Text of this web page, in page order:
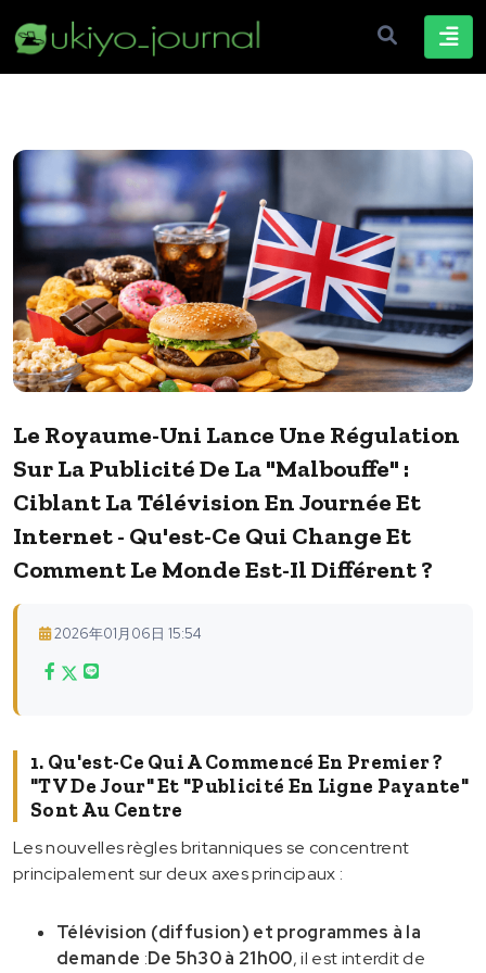
Le Royaume-Uni Lance Une Régulation
Sur La Publicité De La "malbouffe" :
Ciblant La Télévision En Journée Et
Internet - Qu'est-Ce Qui Change Et
Comment Le Monde Est-Il Différent ?
2026年01月06日 15:54
1. Qu'est-Ce Qui A Commencé En Premier ?
"TV De Jour" Et "publicité En Ligne Payante"
Sont Au Centre
Les nouvelles règles britanniques se concentrent
principalement sur deux axes principaux :
Télévision (diffusion) et programmes à la
demande :De 5h30 à 21h00, il est interdit de